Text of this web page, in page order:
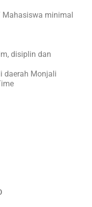
minimal
disiplin dan
daerah Monjali